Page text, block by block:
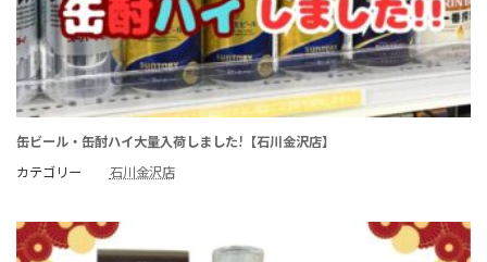
缶ビール・缶酎ハイ大量入荷しました!【石川金沢店】
カテゴリー
石川金沢店